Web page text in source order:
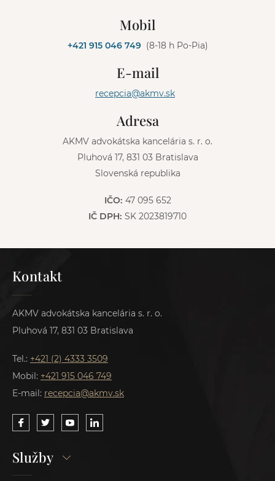
Mobil
+421 915 046 749 (8-18 h Po-Pia)
E-mail
recepcia@akmv.sk
Adresa
AKMV advokátska kancelária s. r. o.
Pluhová 17, 831 03 Bratislava
Slovenská republika
IČO: 47 095 652
IČ DPH: SK 2023819710
Kontakt
AKMV advokátska kancelária s. r. o.
Pluhová 17, 831 03 Bratislava
Tel.: +421 (2) 4333 3509
Mobil: +421 915 046 749
E-mail: recepcia@akmv.sk
Služby